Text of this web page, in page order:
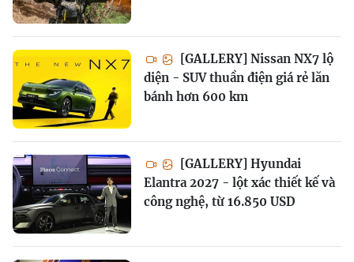
[GALLERY] Nissan NX7 lộ
diện - SUV thuần điện giá rẻ lăn
bánh hơn 600 km
[GALLERY] Hyundai
Elantra 2027 - lột xác thiết kế và
công nghệ, từ 16.850 USD